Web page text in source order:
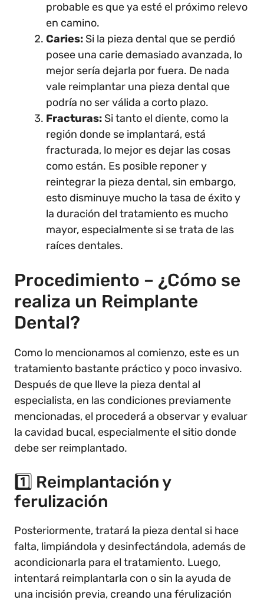
probable es que ya esté el próximo relevo
en camino.
Caries: Si la pieza dental que se perdió
posee una carie demasiado avanzada, lo
mejor sería dejarla por fuera. De nada
vale reimplantar una pieza dental que
podría no ser válida a corto plazo.
Fracturas: Si tanto el diente, como la
región donde se implantará, está
fracturada, lo mejor es dejar las cosas
como están. Es posible reponer y
reintegrar la pieza dental, sin embargo,
esto disminuye mucho la tasa de éxito y
la duración del tratamiento es mucho
mayor, especialmente si se trata de las
raíces dentales.
Procedimiento – ¿Cómo se
realiza un Reimplante
Dental?
Como lo mencionamos al comienzo, este es un
tratamiento bastante práctico y poco invasivo.
Después de que lleve la pieza dental al
especialista, en las condiciones previamente
mencionadas, el procederá a observar y evaluar
la cavidad bucal, especialmente el sitio donde
debe ser reimplantado.
1️⃣ Reimplantación y
ferulización
Posteriormente, tratará la pieza dental si hace
falta, limpiándola y desinfectándola, además de
acondicionarla para el tratamiento. Luego,
intentará reimplantarla con o sin la ayuda de
una incisión previa, creando una férulización